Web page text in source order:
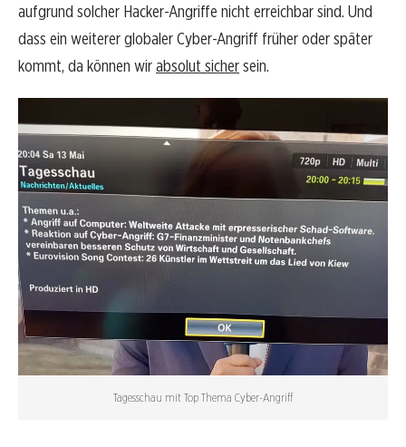
aufgrund solcher Hacker-Angriffe nicht erreichbar sind. Und
dass ein weiterer globaler Cyber-Angriff früher oder später
kommt, da können wirabsolut sichersein.
Tagesschau mit Top Thema Cyber-Angriff